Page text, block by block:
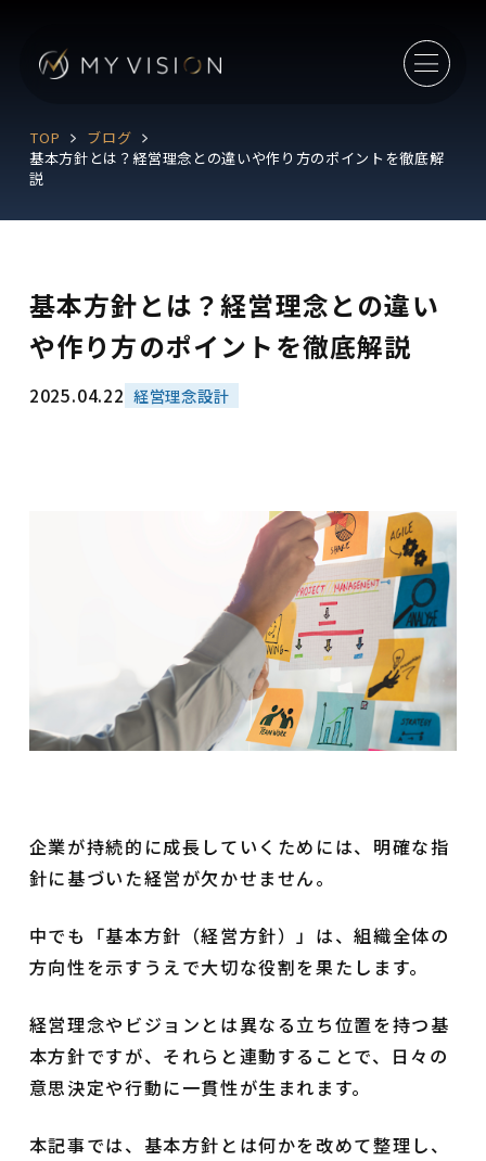
TOP
ブログ
基本方針とは？経営理念との違いや作り方のポイントを徹底解
説
基本方針とは？経営理念との違い
や作り方のポイントを徹底解説
2025.04.22 経営理念設計
企業が持続的に成長していくためには、明確な指
針に基づいた経営が欠かせません。
中でも「基本方針（経営方針）」は、組織全体の
方向性を示すうえで大切な役割を果たします。
経営理念やビジョンとは異なる立ち位置を持つ基
本方針ですが、それらと連動することで、日々の
意思決定や行動に一貫性が生まれます。
本記事では、基本方針とは何かを改めて整理し、